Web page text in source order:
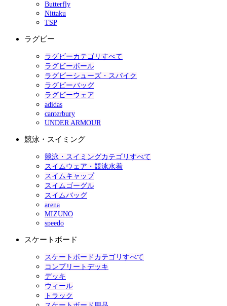
Butterfly
Nittaku
TSP
ラグビー
ラグビーカテゴリすべて
ラグビーボール
ラグビーシューズ・スパイク
ラグビーバッグ
ラグビーウェア
adidas
canterbury
UNDER ARMOUR
競泳・スイミング
競泳・スイミングカテゴリすべて
スイムウェア・競泳水着
スイムキャップ
スイムゴーグル
スイムバッグ
arena
MIZUNO
speedo
スケートボード
スケートボードカテゴリすべて
コンプリートデッキ
デッキ
ウィール
トラック